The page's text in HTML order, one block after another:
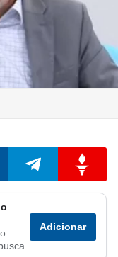
Compartilhar
no
Adicionar